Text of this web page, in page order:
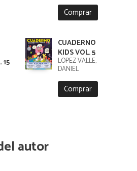
Comprar
15
CUADERNO
KIDS VOL. 5
LÓPEZ VALLE,
DANIEL
Comprar
autor